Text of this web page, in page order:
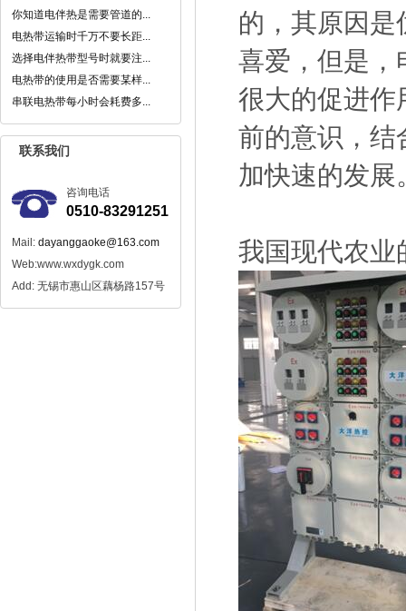
你知道电伴热是需要管道的...
电热带运输时千万不要长距...
选择电伴热带型号时就要注...
电热带的使用是否需要某样...
串联电热带每小时会耗费多...
联系我们
咨询电话
0510-83291251
Mail: dayanggaoke@163.com
Web:www.wxdygk.com
Add: 无锡市惠山区藕杨路157号
的，其原因
喜爱，但是，
很大的促进作
前的意识，结
加快速的发展
我国现代农业